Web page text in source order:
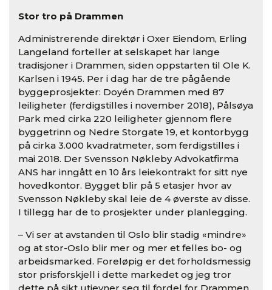
Stor tro på Drammen
Administrerende direktør i Oxer Eiendom, Erling
Langeland forteller at selskapet har lange
tradisjoner i Drammen, siden oppstarten til Ole K.
Karlsen i 1945. Per i dag har de tre pågående
byggeprosjekter: Doyén Drammen med 87
leiligheter (ferdigstilles i november 2018), Pålsøya
Park med cirka 220 leiligheter gjennom flere
byggetrinn og Nedre Storgate 19, et kontorbygg
på cirka 3.000 kvadratmeter, som ferdigstilles i
mai 2018. Der Svensson Nøkleby Advokatfirma
ANS har inngått en 10 års leiekontrakt for sitt nye
hovedkontor. Bygget blir på 5 etasjer hvor av
Svensson Nøkleby skal leie de 4 øverste av disse.
I tillegg har de to prosjekter under planlegging.
– Vi ser at avstanden til Oslo blir stadig «mindre»
og at stor-Oslo blir mer og mer et felles bo- og
arbeidsmarked. Foreløpig er det forholdsmessig
stor prisforskjell i dette markedet og jeg tror
dette på sikt utjevner seg til fordel for Drammen.